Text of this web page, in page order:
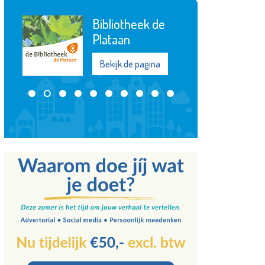
Stichting
Elckerlyc
Bekijk de pagina